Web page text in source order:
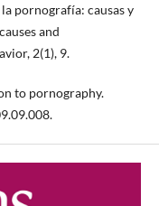
pornografía: causas y
and
2(1), 9.
to pornography.